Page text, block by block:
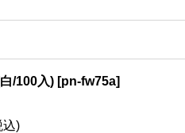
/100入) [pn-fw75a]
込)